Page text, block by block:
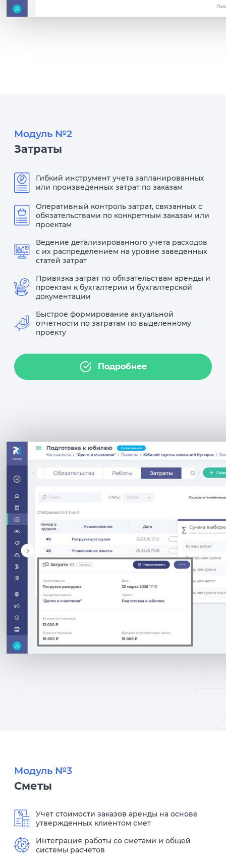
Модуль №2
Затраты
Гибкий инструмент учета запланированных
или произведенных затрат по заказам
Оперативный контроль затрат, связанных с
обязательствами по конкретным заказам или
проектам
Ведение детализированного учета расходов
с их распределением на уровне заведенных
статей затрат
Привязка затрат по обязательствам аренды и
проектам к бухгалтерии и бухгалтерской
документации
Быстрое формирование актуальной
отчетности по затратам по выделенному
проекту
Подробнее
Модуль №3
Сметы
Учет стоимости заказов аренды на основе
утвержденных клиентом смет
Интеграция работы со сметами и общей
системы расчетов